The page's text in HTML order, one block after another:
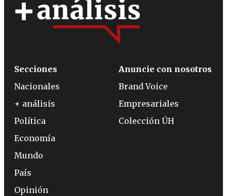
Secciones
Nacionales
+ análisis
Política
Economía
Mundo
País
Opinión
Anuncie con nosotros
Brand Voice
Empresariales
Colección ÚH